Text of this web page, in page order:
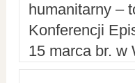
humanitarny –
Konferencji
15 marca br. w